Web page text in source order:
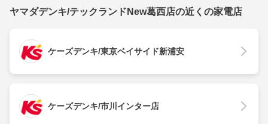
ヤマダデンキ/テックランドNew葛西店の近くの家電店
ケーズデンキ/東京ベイサイド新浦安
ケーズデンキ/市川インター店